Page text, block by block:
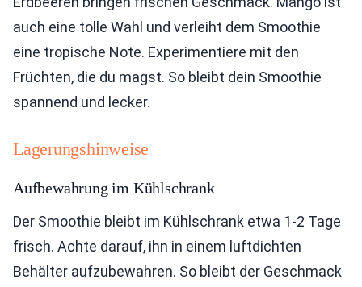
auch eine tolle Wahl und verleiht dem Smoothie
eine tropische Note. Experimentiere mit den
Früchten, die du magst. So bleibt dein Smoothie
spannend und lecker.
Lagerungshinweise
Aufbewahrung im Kühlschrank
Der Smoothie bleibt im Kühlschrank etwa 1-2 Tage
frisch. Achte darauf, ihn in einem luftdichten
Behälter aufzubewahren. So bleibt der Geschmack